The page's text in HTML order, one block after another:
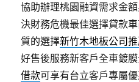
協助辦理桃園融資需求金
決財務危機最佳選擇貸款
質的選擇新竹木地板公司
好售後服務新客戶全車鍍
借款可享有台立客戶專屬